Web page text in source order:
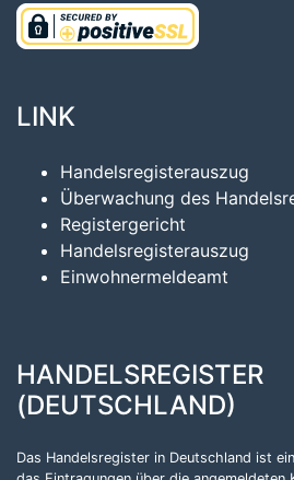
LINK
Handelsregisterauszug
Überwachung des
Registergericht
Handelsregisterauszug
Einwohnermeldeamt
HANDELSREGISTER
(DEUTSCHLAND)
Das Handelsregister in Deutschland ist